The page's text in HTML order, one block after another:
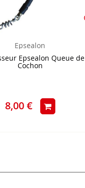
Epsealon
Epsealon Queue de
Cochon
8,00 €